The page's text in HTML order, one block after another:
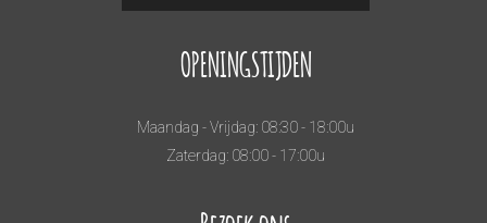
OPENINGSTIJDEN
Maandag - Vrijdag: 08:30 - 18:00u
Zaterdag: 08:00 - 17:00u